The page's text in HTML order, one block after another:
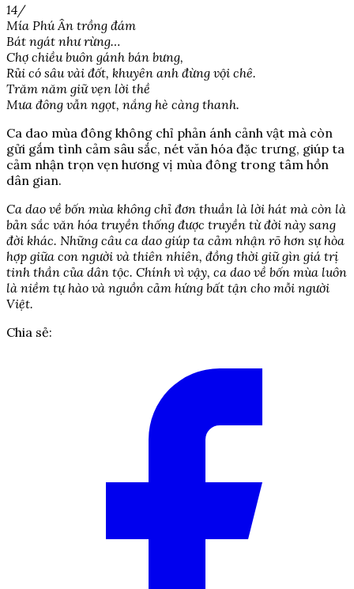
14/
Mía Phú Ân trồng đám
Bát ngát như rừng…
Chợ chiều buôn gánh bán bưng,
Rủi có sâu vài đốt, khuyên anh đừng vội chê.
Trăm năm giữ vẹn lời thề
Mưa đông vẫn ngọt, nắng hè càng thanh.
Ca dao mùa đông không chỉ phản ánh cảnh vật mà còn
gửi gắm tình cảm sâu sắc, nét văn hóa đặc trưng, giúp ta
cảm nhận trọn vẹn hương vị mùa đông trong tâm hồn
dân gian.
Ca dao về bốn mùa không chỉ đơn thuần là lời hát mà còn là
bản sắc văn hóa truyền thống được truyền từ đời này sang
đời khác. Những câu ca dao giúp ta cảm nhận rõ hơn sự hòa
hợp giữa con người và thiên nhiên, đồng thời giữ gìn giá trị
tinh thần của dân tộc. Chính vì vậy, ca dao về bốn mùa luôn
là niềm tự hào và nguồn cảm hứng bất tận cho mỗi người
Việt.
Chia sẻ: